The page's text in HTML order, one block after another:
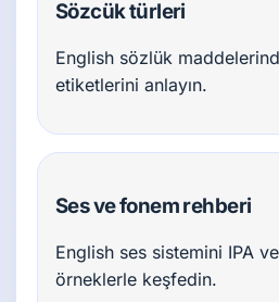
Sözcük türleri
English sözlük
etiketlerini anlayın.
Ses ve fonem rehberi
English ses sistemini IPA
örneklerle keşfedin.